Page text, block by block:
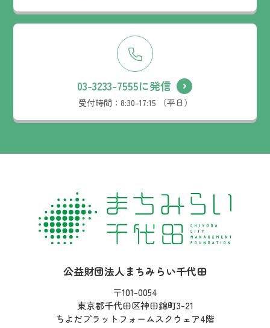
03-3233-7555に発信
受付時間： 8:30-17:15 （平日）
社名：
公益財団法人まちみらい千代田
住所：
〒101-0054
東京都千代田区神田錦町3-21
ちよだプラットフォームスクウェア4階